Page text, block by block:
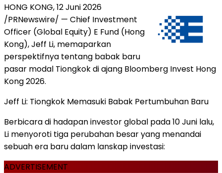
HONG KONG, 12 Juni 2026
/PRNewswire/ — Chief Investment
Officer (Global Equity) E Fund (Hong
Kong), Jeff Li, memaparkan
perspektifnya tentang babak baru
pasar modal Tiongkok di ajang Bloomberg Invest Hong
Kong 2026.
Jeff Li: Tiongkok Memasuki Babak Pertumbuhan Baru
Berbicara di hadapan investor global pada 10 Juni lalu,
Li menyoroti tiga perubahan besar yang menandai
sebuah era baru dalam lanskap investasi:
ADVERTISEMENT